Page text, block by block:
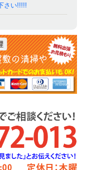
さい!!!!!